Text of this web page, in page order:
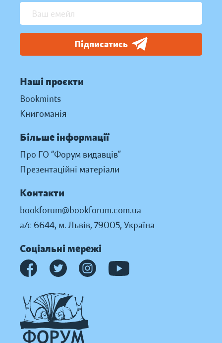
Підписатись
Наші проєкти
Bookmints
Книгоманія
Більше інформації
Про ГО “Форум видавців”
Презентаційні матеріали
Контакти
bookforum@bookforum.com.ua
а/с 6644, м. Львів, 79005, Україна
Соціальні мережі